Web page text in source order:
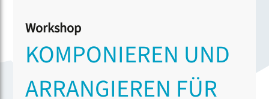
Workshop
KOMPONIEREN UND
ARRANGIEREN FÜR